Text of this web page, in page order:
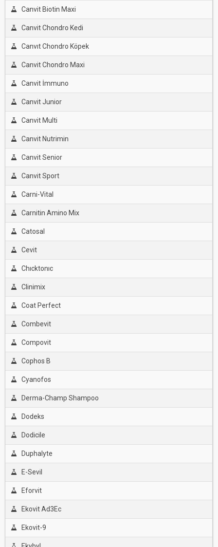
Canvit Biotin Maxi
Canvit Chondro Kedi
Canvıt Chondro Köpek
Canvit Chondro Maxi
Canvit İmmuno
Canvit Junior
Canvit Multi
Canvit Nutrimin
Canvit Senior
Canvit Sport
Carni-Vital
Carnitin Amino Mix
Catosal
Cevit
Chıcktonıc
Clinimix
Coat Perfect
Combevit
Compovit
Cophos B
Cyanofos
Derma-Champ Shampoo
Dodeks
Dodicile
Duphalyte
E-Sevil
Eforvit
Ekovit Ad3Ec
Ekovit-9